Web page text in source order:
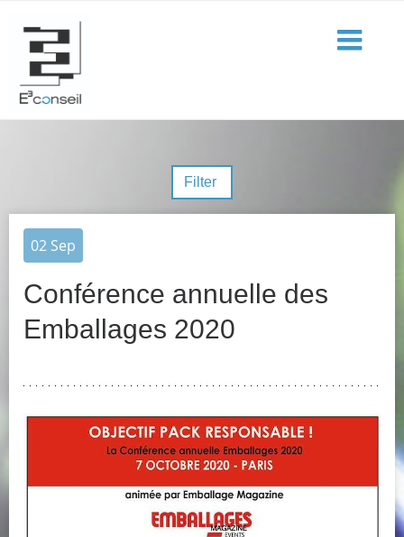
02 Sep
Conférence annuelle des
Emballages 2020
Filter